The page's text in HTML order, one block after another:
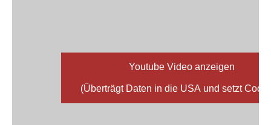
Youtube Video anzeigen
(Überträgt Daten in die USA und setzt